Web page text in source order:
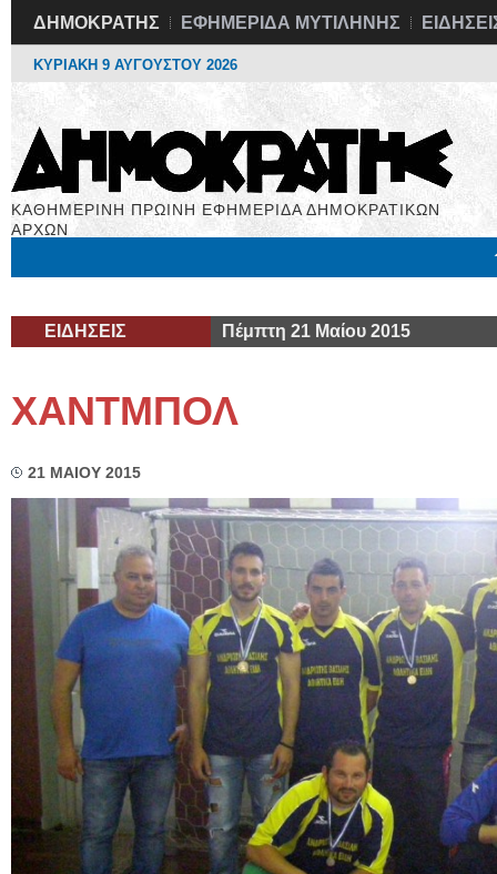
ΔΗΜΟΚΡΑΤΗΣ ΕΦΗΜΕΡΙΔΑ ΜΥΤΙΛΗΝΗΣ
ΚΥΡΙΑΚΗ 9 ΑΥΓΟΥΣΤΟΥ 2026
ΚΑΘΗΜΕΡΙΝΗ ΠΡΩΙΝΗ ΕΦΗΜΕΡΙΔΑ ΔΗΜΟΚΡΑΤΙΚΩΝ
ΑΡΧΩΝ
ΕΙΔΗΣΕΙΣ Πέμπτη 21 Μαίου 2015
ΧΑΝΤΜΠΟΛ
21 ΜΑΙΟΥ 2015